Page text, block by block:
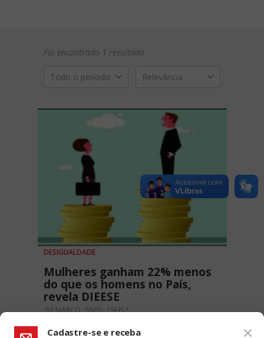
Foi encontrado 1 resultado
Todo o período Relevância
DESIGUALDADE
Mulheres ganham 22% menos
do que os homens no País,
revela DIEESE
03 MARÇO, 2020 - 15H52
Cadastre-se e receba